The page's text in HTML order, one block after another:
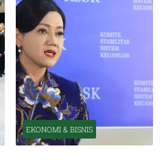
EKONOMI & BISNIS